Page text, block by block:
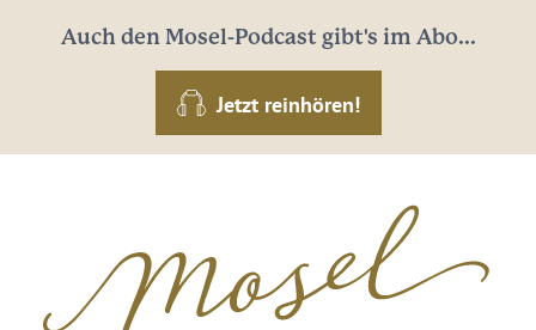
Auch den Mosel-Podcast gibt's im Abo...
Jetzt reinhören!